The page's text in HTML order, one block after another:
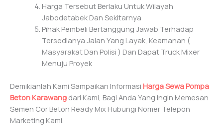
Harga Tersebut Berlaku Untuk Wilayah
Jabodetabek Dan Sekitarnya
Pihak Pembeli Bertanggung Jawab Terhadap
Tersedianya Jalan Yang Layak, Keamanan (
Masyarakat Dan Polisi ) Dan Dapat Truck Mixer
Menuju Proyek
Demikianlah Kami Sampaikan Informasi Harga Sewa Pompa
Beton Karawang dari Kami, Bagi Anda Yang Ingin Memesan
Semen Cor Beton Ready Mix Hubungi Nomer Telepon
Marketing Kami.